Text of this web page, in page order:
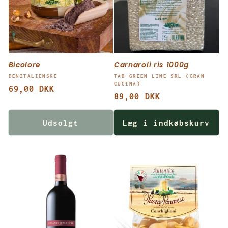
Bicolore
Forhandler:
DENITALIENSKE
Normalpris
69,00 DKK
Udsolgt
Carnaroli ris 1000g
Forhandler:
TAB GREEN LINE SRL (GRAN
CUCINA)
Normalpris
89,00 DKK
Læg i indkøbskurv